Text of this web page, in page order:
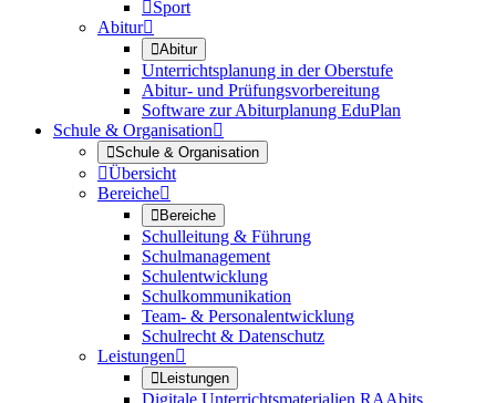
Sport
Abitur
Abitur
Unterrichtsplanung in der Oberstufe
Abitur- und Prüfungsvorbereitung
Software zur Abiturplanung EduPlan
Schule & Organisation
Schule & Organisation
Übersicht
Bereiche
Bereiche
Schulleitung & Führung
Schulmanagement
Schulentwicklung
Schulkommunikation
Team- & Personalentwicklung
Schulrecht & Datenschutz
Leistungen
Leistungen
Digitale Unterrichtsmaterialien RAAbits